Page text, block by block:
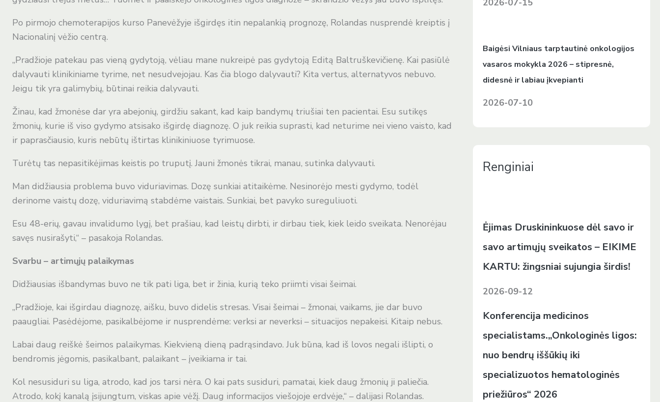
i
Po pirmojo chemoterapijos kurso Panevėžyje išgirdęs itin nepalankią prognozę, Rolandas nusprendė kreiptis į
Nacionalinį vėžio centrą.
„Pradžioje patekau pas vieną gydytoją, vėliau mane nukreipė pas gydytoją Editą Baltruškevičienę. Kai pasiūlė
dalyvauti klinikiniame tyrime, net nesudvejojau. Kas čia blogo dalyvauti? Kita vertus, alternatyvos nebuvo.
Jeigu tik yra galimybių, būtinai reikia dalyvauti.
Žinau, kad žmonėse dar yra abejonių, girdžiu sakant, kad kaip bandymų triušiai ten pacientai. Esu sutikęs
žmonių, kurie iš viso gydymo atsisako išgirdę diagnozę. O juk reikia suprasti, kad neturime nei vieno vaisto, kad
ir paprasčiausio, kuris nebūtų ištirtas klinikiniuose tyrimuose.
Turėtų tas nepasitikėjimas keistis po truputį. Jauni žmonės tikrai, manau, sutinka dalyvauti.
Man didžiausia problema buvo viduriavimas. Dozę sunkiai atitaikėme. Nesinorėjo mesti gydymo, todėl
derinome vaistų dozę, viduriavimą stabdėme vaistais. Sunkiai, bet pavyko sureguliuoti.
Esu 48-erių, gavau invalidumo lygį, bet prašiau, kad leistų dirbti, ir dirbau tiek, kiek leido sveikata. Nenorėjau
savęs nusirašyti,“ – pasakoja Rolandas.
Svarbu – artimųjų palaikymas
Didžiausias išbandymas buvo ne tik pati liga, bet ir žinia, kurią teko priimti visai šeimai.
„Pradžioje, kai išgirdau diagnozę, aišku, buvo didelis stresas. Visai šeimai – žmonai, vaikams, jie dar buvo
paaugliai. Pasėdėjome, pasikalbėjome ir nusprendėme: verksi ar neverksi – situacijos nepakeisi. Kitaip nebus.
Labai daug reiškė šeimos palaikymas. Kiekvieną dieną padrąsindavo. Juk būna, kad iš lovos negali išlipti, o
bendromis jėgomis, pasikalbant, palaikant – įveikiama ir tai.
Kol nesusiduri su liga, atrodo, kad jos tarsi nėra. O kai pats susiduri, pamatai, kiek daug žmonių ji paliečia.
Atrodo, kokį kanalą įsijungtum, viskas apie vėžį. Daug informacijos viešojoje erdvėje,“ – dalijasi Rolandas.
2026-07-15
Baigėsi Vilniaus tarptautinė onkologijos
vasaros mokykla 2026 – stipresnė,
didesnė ir labiau įkvepianti
2026-07-10
Renginiai
Ėjimas Druskininkuose dėl savo ir
savo artimųjų sveikatos – EIKIME
KARTU: žingsniai sujungia širdis!
2026-09-12
Konferencija medicinos
specialistams.„Onkologinės ligos:
nuo bendrų iššūkių iki
specializuotos hematologinės
priežiūros“ 2026